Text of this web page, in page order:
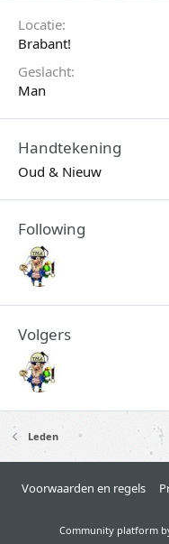
Locatie
Brabant!
Geslacht
Man
Handtekening
Oud & Nieuw
Following
Volgers
Leden
Voorwaarden en regels
Community platform